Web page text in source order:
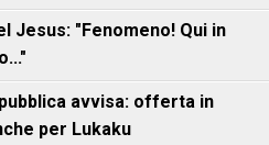
Jesus: "Fenomeno! Qui in
avvisa: offerta in
per Lukaku